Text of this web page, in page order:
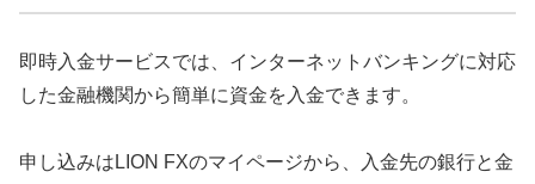
即時入金サービスでは、インターネットバンキングに対応
した金融機関から簡単に資金を入金できます。
申し込みはLION FXのマイページから、入金先の銀行と金